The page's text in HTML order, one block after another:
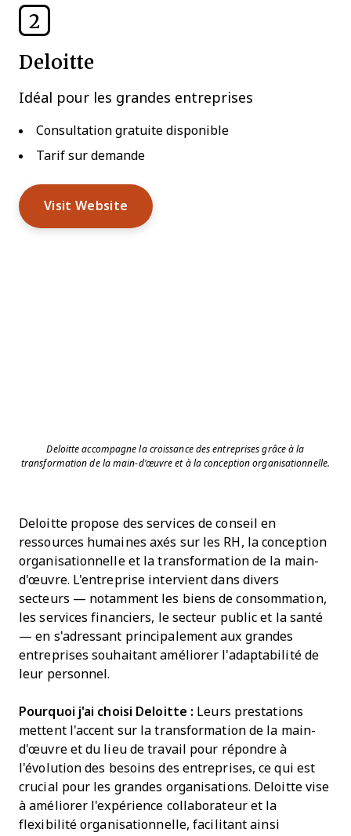
2
Deloitte
Idéal pour les grandes entreprises
Consultation gratuite disponible
Tarif sur demande
Visit Website
Deloitte accompagne la croissance des entreprises grâce à la
transformation de la main-d'œuvre et à la conception organisationnelle.
Deloitte propose des services de conseil en
ressources humaines axés sur les RH, la conception
organisationnelle et la transformation de la main-
d'œuvre. L'entreprise intervient dans divers
secteurs — notamment les biens de consommation,
les services financiers, le secteur public et la santé
— en s'adressant principalement aux grandes
entreprises souhaitant améliorer l'adaptabilité de
leur personnel.
Pourquoi j'ai choisi Deloitte : Leurs prestations
mettent l'accent sur la transformation de la main-
d'œuvre et du lieu de travail pour répondre à
l'évolution des besoins des entreprises, ce qui est
crucial pour les grandes organisations. Deloitte vise
à améliorer l'expérience collaborateur et la
flexibilité organisationnelle, facilitant ainsi